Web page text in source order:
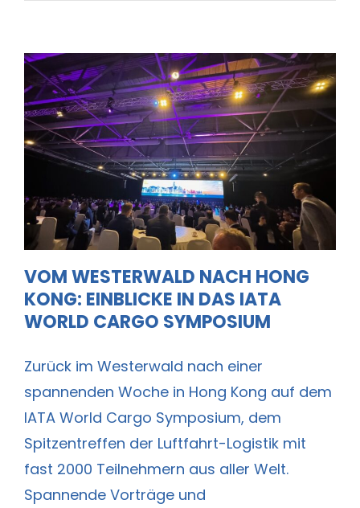
Vom Westerwald nach Hong Kong:
Einblicke in das IATA World Cargo
Symposium
VOM WESTERWALD NACH HONG
KONG: EINBLICKE IN DAS IATA
WORLD CARGO SYMPOSIUM
Zurück im Westerwald nach einer
spannenden Woche in Hong Kong auf dem
IATA World Cargo Symposium, dem
Spitzentreffen der Luftfahrt-Logistik mit
fast 2000 Teilnehmern aus aller Welt.
Spannende Vorträge und